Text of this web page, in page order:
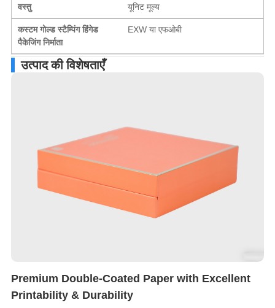
वस्तु यूनिट मूल्य
कस्टम गोल्ड स्टैम्पिंग हिंगेड
पैकेजिंग निर्माता
EXW या एफओबी
उत्पाद की विशेषताएँ
Premium Double-Coated Paper with Excellent
Printability & Durability